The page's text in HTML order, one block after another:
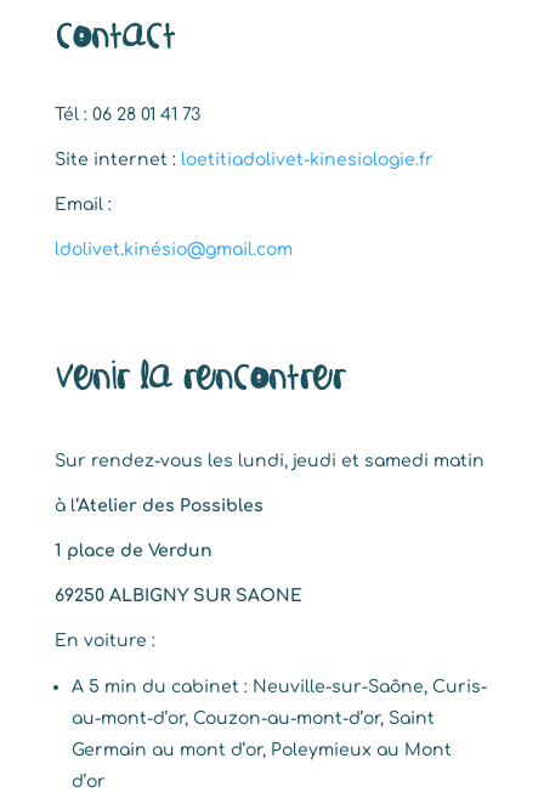
Contact
Tél : 06 28 01 41 73
Site internet : loetitiadolivet-kinesiologie.fr
Email :
ldolivet.kinésio@gmail.com
Venir la rencontrer
Sur rendez-vous les lundi, jeudi et samedi matin
à l‘Atelier des Possibles
1 place de Verdun
69250 ALBIGNY SUR SAONE
En voiture :
A 5 min du cabinet : Neuville-sur-Saône, Curis-
au-mont-d’or, Couzon-au-mont-d’or, Saint
Germain au mont d’or, Poleymieux au Mont
d’or